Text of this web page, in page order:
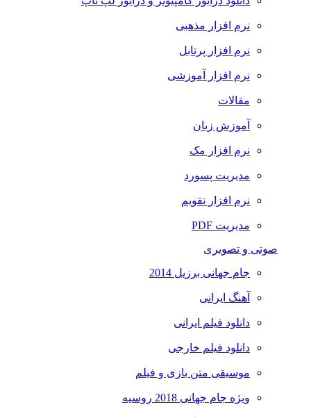
نرم افزار مذهبی
نرم افزار پرتابل
نرم افزار آموزشی
مقالات
آموزش زبان
نرم افزار مک
مدیریت پسورد
نرم افزار تقویم
مدیریت PDF
صوتی و تصویری
جام جهانی برزیل 2014
آهنگ ایرانی
دانلود فیلم ایرانی
دانلود فیلم خارجی
موسیقی متن بازی و فیلم
ویژه جام جهانی 2018 روسیه